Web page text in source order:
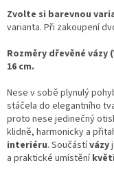
Zvolte si barevnou
varianta. Při zakoupení
Rozměry dřevěné vázy
16 cm.
Nese v sobě plynulý
stáčela do elegantního
proto nese jedinečný
klidně, harmonicky a
interiéru. Součástívázy
a praktické umístění